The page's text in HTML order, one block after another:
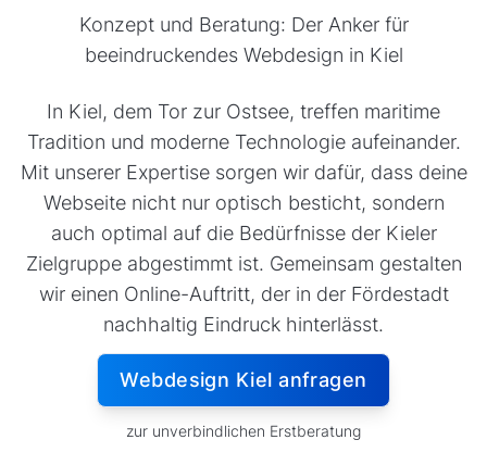
Konzept und Beratung: Der Anker für
beeindruckendes Webdesign in Kiel
In Kiel, dem Tor zur Ostsee, treffen maritime
Tradition und moderne Technologie aufeinander.
Mit unserer Expertise sorgen wir dafür, dass deine
Webseite nicht nur optisch besticht, sondern
auch optimal auf die Bedürfnisse der Kieler
Zielgruppe abgestimmt ist. Gemeinsam gestalten
wir einen Online-Auftritt, der in der Fördestadt
nachhaltig Eindruck hinterlässt.
Webdesign Kiel anfragen
zur unverbindlichen Erstberatung